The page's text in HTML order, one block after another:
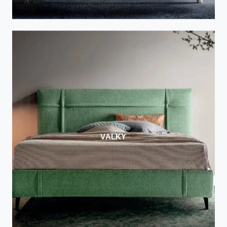
VALKY